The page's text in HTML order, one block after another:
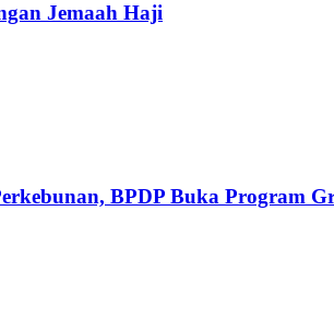
Jemaah Haji
BPDP Buka Program